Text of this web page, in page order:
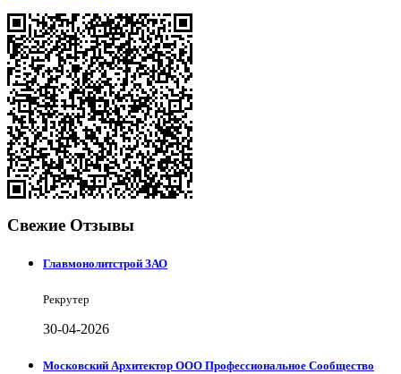
Свежие Отзывы
Главмонолитстрой ЗАО
Рекрутер
30-04-2026
Московский Архитектор ООО Профессиональное Сообщество